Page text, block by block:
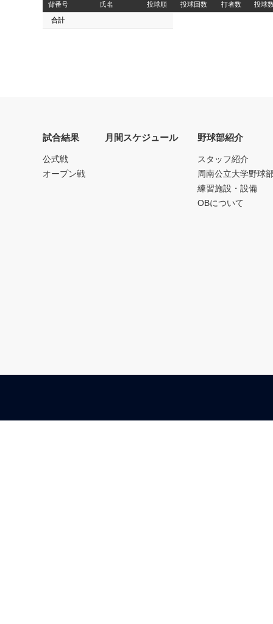
背番号 氏名 投球順 投球回数 打者数 投球
合計
試合結果
公式戦
オープン戦
月間スケジュール 野球部紹介
スタッフ紹介
周南公立大学野球
練習施設・設備
OBについて